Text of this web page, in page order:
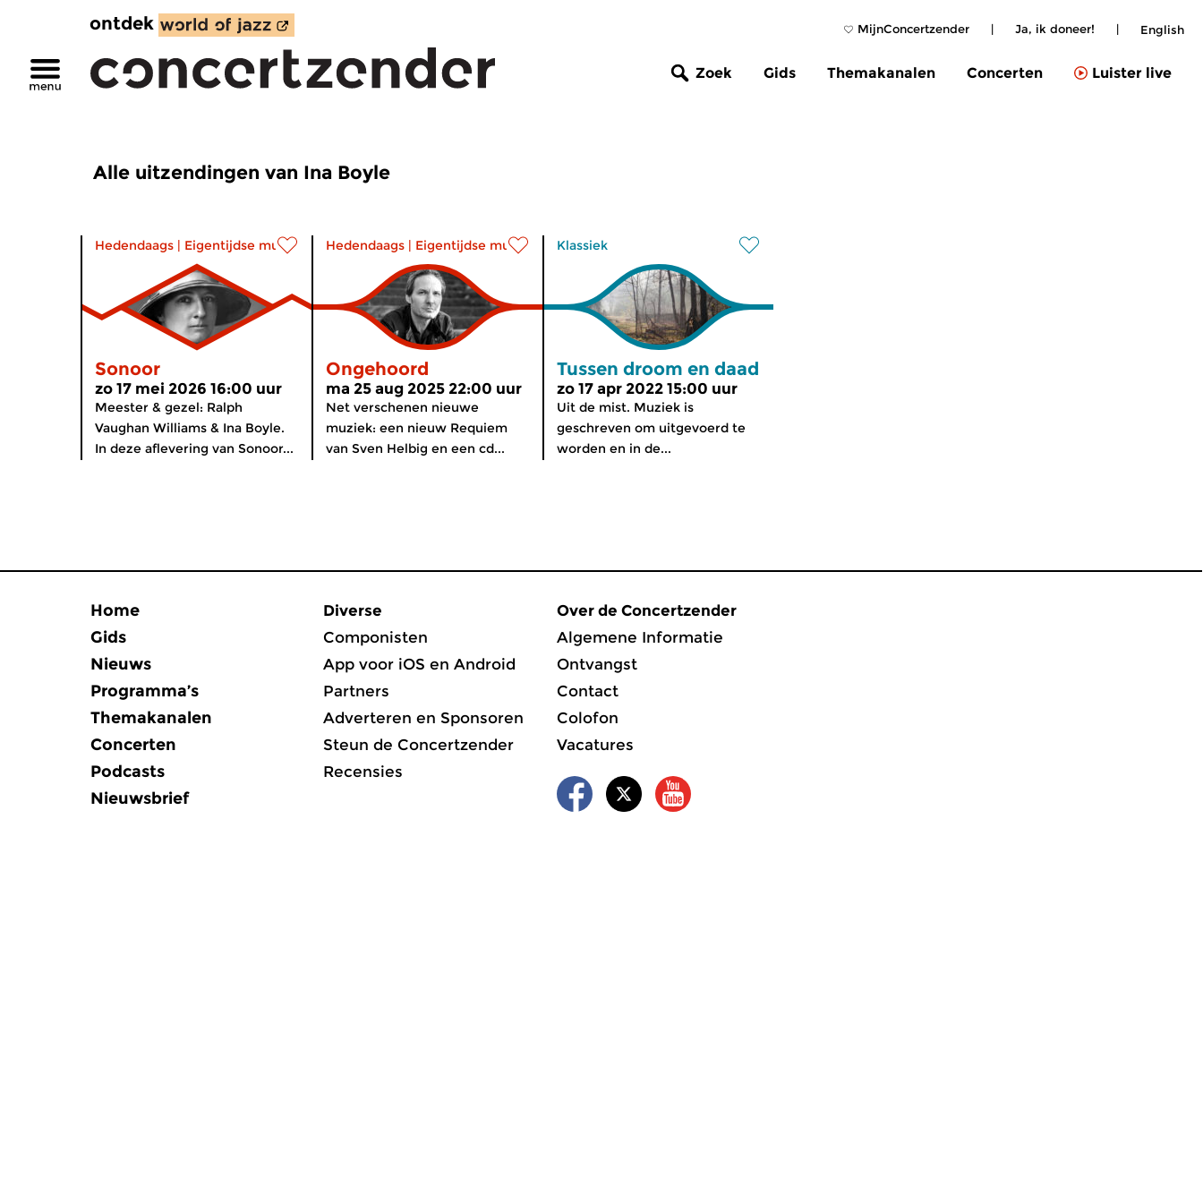
MijnConcertzender | Ja, ik doneer! | English
ontdek
Zoek Gids Themakanalen Concerten Luister live
Alle uitzendingen van Ina Boyle
Hedendaags | Eigentijdse muziek
Sonoor
zo 17 mei 2026 16:00 uur
Meester & gezel: Ralph
Vaughan Williams & Ina Boyle.
In deze aflevering van Sonoor...
Hedendaags | Eigentijdse muziek
Ongehoord
ma 25 aug 2025 22:00 uur
Net verschenen nieuwe
muziek: een nieuw Requiem
van Sven Helbig en een cd...
Klassiek
Tussen droom en daad
zo 17 apr 2022 15:00 uur
Uit de mist. Muziek is
geschreven om uitgevoerd te
worden en in de...
Home
Gids
Nieuws
Programma’s
Themakanalen
Concerten
Podcasts
Nieuwsbrief
Diverse
Componisten
App voor iOS en Android
Partners
Adverteren en Sponsoren
Steun de Concertzender
Recensies
Over de Concertzender
Algemene Informatie
Ontvangst
Contact
Colofon
Vacatures